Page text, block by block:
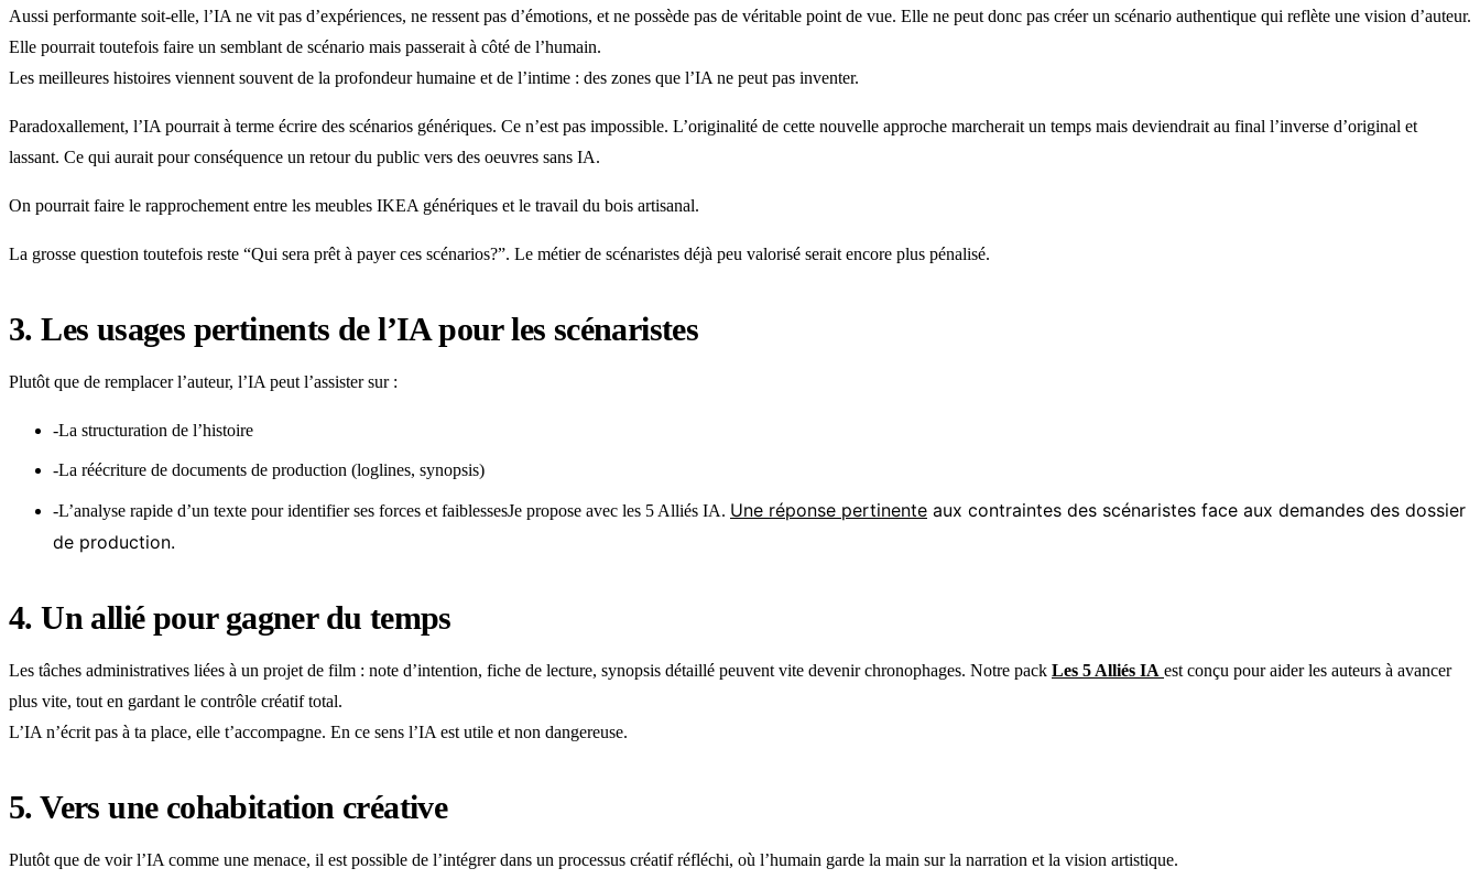
Aussi performante soit-elle, l’IA ne vit pas d’expériences, ne ressent pas d’émotions, et ne possède pas de véritable point de vue. Elle ne peut donc pas créer un scénario authentique qui reflète une vision d’auteur.
Elle pourrait toutefois faire un semblant de scénario mais passerait à côté de l’humain.
Les meilleures histoires viennent souvent de la profondeur humaine et de l’intime : des zones que l’IA ne peut pas inventer.
Paradoxallement, l’IA pourrait à terme écrire des scénarios génériques. Ce n’est pas impossible. L’originalité de cette nouvelle approche marcherait un temps mais deviendrait au final l’inverse d’original et
lassant. Ce qui aurait pour conséquence un retour du public vers des oeuvres sans IA.
On pourrait faire le rapprochement entre les meubles IKEA génériques et le travail du bois artisanal.
La grosse question toutefois reste “Qui sera prêt à payer ces scénarios?”. Le métier de scénaristes déjà peu valorisé serait encore plus pénalisé.
3. Les usages pertinents de l’IA pour les scénaristes
Plutôt que de remplacer l’auteur, l’IA peut l’assister sur :
-La structuration de l’histoire
-La réécriture de documents de production (loglines, synopsis)
-L’analyse rapide d’un texte pour identifier ses forces et faiblessesJe propose avec les 5 Alliés IA. Une réponse pertinente aux contraintes des scénaristes face aux demandes des dossier
de production.
4. Un allié pour gagner du temps
Les tâches administratives liées à un projet de film : note d’intention, fiche de lecture, synopsis détaillé peuvent vite devenir chronophages. Notre pack Les 5 Alliés IA est conçu pour aider les auteurs à avancer
plus vite, tout en gardant le contrôle créatif total.
L’IA n’écrit pas à ta place, elle t’accompagne. En ce sens l’IA est utile et non dangereuse.
5. Vers une cohabitation créative
Plutôt que de voir l’IA comme une menace, il est possible de l’intégrer dans un processus créatif réfléchi, où l’humain garde la main sur la narration et la vision artistique.